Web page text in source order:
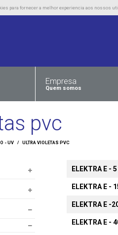
para fornecer a melhor experiencia aos nossos
Empresa
Quem somos
pvc
- UV / ULTRA VIOLETAS PVC
ELEKTRA E
ELEKTRA E
ELEKTRA E
ELEKTRA E